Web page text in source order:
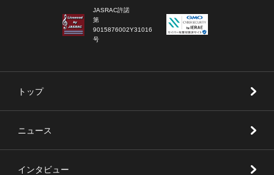
JASRAC許諾
第
9015876002Y31016
号
トップ
ニュース
インタビュー